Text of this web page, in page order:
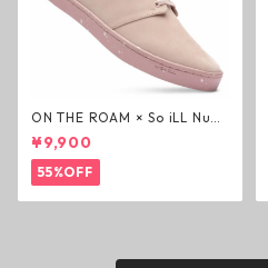
ON THE ROAM × So iLL Nubu
ck Wino ライフスタイルシュ
ーズ ダーティーピンク オンザ
ローム ジェイソンモモア OTR
スニーカー
¥9,900
55%OFF